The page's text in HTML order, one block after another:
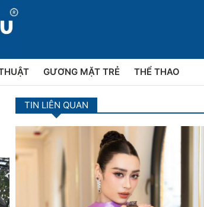
GƯƠNG MẶT TRẺ THỂ THAO
TIN LIÊN QUAN